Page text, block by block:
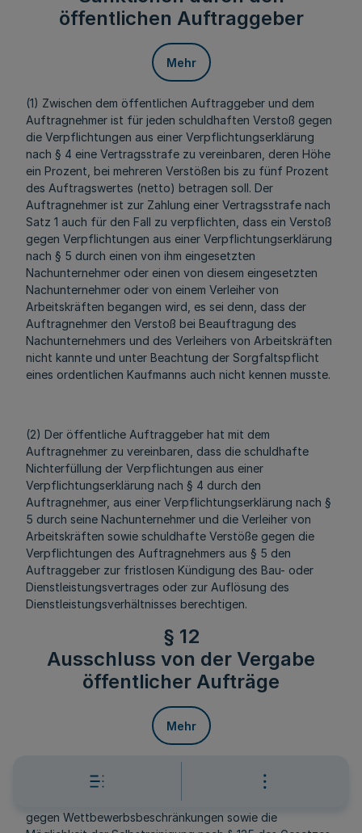
öffentlichen Auftraggeber
Mehr
(1) Zwischen dem öffentlichen Auftraggeber und dem
Auftragnehmer ist für jeden schuldhaften Verstoß gegen
die Verpflichtungen aus einer Verpflichtungserklärung
nach § 4 eine Vertragsstrafe zu vereinbaren, deren Höhe
ein Prozent, bei mehreren Verstößen bis zu fünf Prozent
des Auftragswertes (netto) betragen soll. Der
Auftragnehmer ist zur Zahlung einer Vertragsstrafe nach
Satz 1 auch für den Fall zu verpflichten, dass ein Verstoß
gegen Verpflichtungen aus einer Verpflichtungserklärung
nach § 5 durch einen von ihm eingesetzten
Nachunternehmer oder einen von diesem eingesetzten
Nachunternehmer oder von einem Verleiher von
Arbeitskräften begangen wird, es sei denn, dass der
Auftragnehmer den Verstoß bei Beauftragung des
Nachunternehmers und des Verleihers von Arbeitskräften
nicht kannte und unter Beachtung der Sorgfaltspflicht
eines ordentlichen Kaufmanns auch nicht kennen musste.
(2) Der öffentliche Auftraggeber hat mit dem
Auftragnehmer zu vereinbaren, dass die schuldhafte
Nichterfüllung der Verpflichtungen aus einer
Verpflichtungserklärung nach § 4 durch den
Auftragnehmer, aus einer Verpflichtungserklärung nach §
5 durch seine Nachunternehmer und die Verleiher von
Arbeitskräften sowie schuldhafte Verstöße gegen die
Verpflichtungen des Auftragnehmers aus § 5 den
Auftraggeber zur fristlosen Kündigung des Bau- oder
Dienstleistungsvertrages oder zur Auflösung des
Dienstleistungsverhältnisses berechtigen.
§ 12
Ausschluss von der Vergabe
öffentlicher Aufträge
Mehr
(1) Auch unterhalb der Schwellenwerte nach § 106 des
Gesetzes gegen Wettbewerbsbeschränkungen gelten die
Ausschlussgründe nach den §§ 123 und 124 des Gesetzes
gegen Wettbewerbsbeschränkungen sowie die